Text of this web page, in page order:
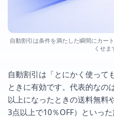
自動割引は条件を満たした瞬間にカー
くせま
自動割引は「とにかく使って
ときに有効です。代表的なの
以上になったときの送料無料
3点以上で10％OFF）といっ